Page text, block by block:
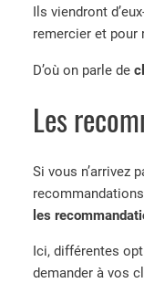
Ils viendront
remercier et pour
D’où on parle de
Les
Si vous n’arrivez
les
Ici, différentes
demander à vos